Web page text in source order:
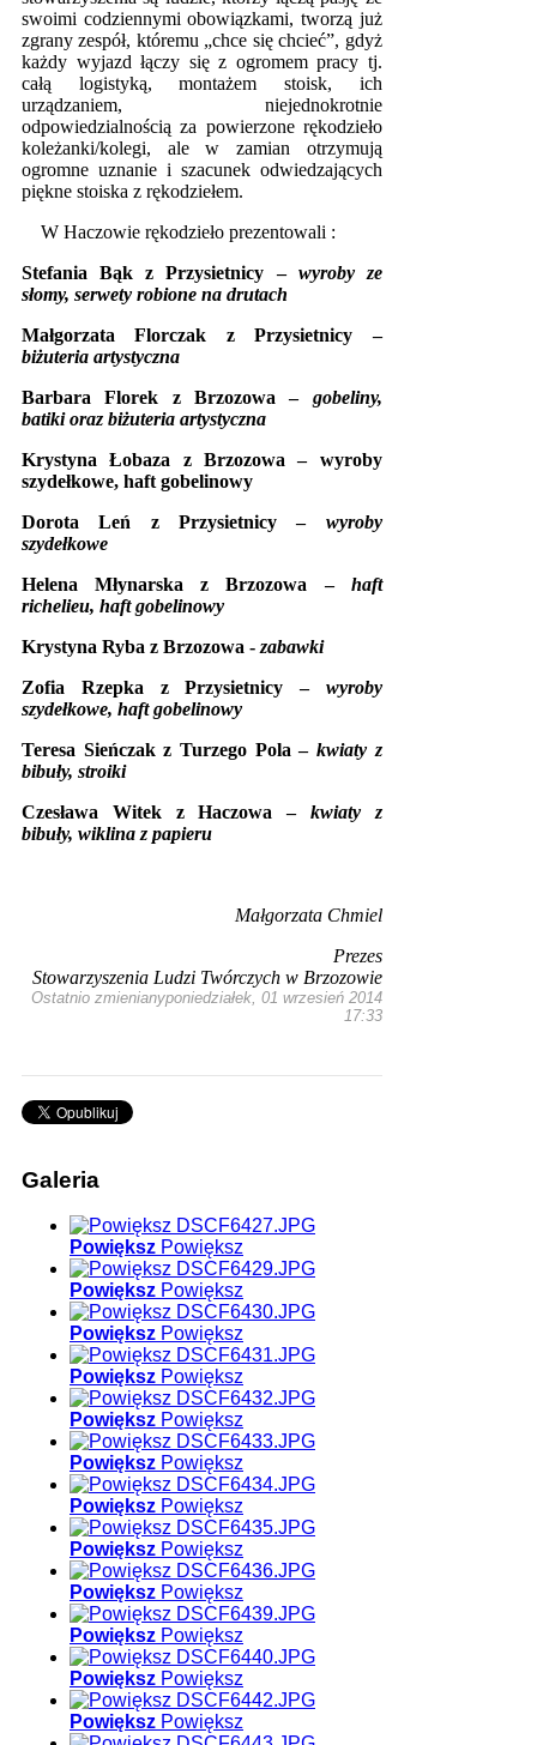
swoimi codziennymi obowiązkami, tworzą już
zgrany zespół, któremu „chce się chcieć”, gdyż
każdy wyjazd łączy się z ogromem pracy tj.
całą logistyką, montażem stoisk, ich
urządzaniem, niejednokrotnie
odpowiedzialnością za powierzone rękodzieło
koleżanki/kolegi, ale w zamian otrzymują
ogromne uznanie i szacunek odwiedzających
piękne stoiska z rękodziełem.
W Haczowie rękodzieło prezentowali :
Stefania Bąk z Przysietnicy – wyroby ze
słomy, serwety robione na drutach
Małgorzata Florczak z Przysietnicy –
biżuteria artystyczna
Barbara Florek z Brzozowa – gobeliny,
batiki oraz biżuteria artystyczna
Krystyna Łobaza z Brzozowa – wyroby
szydełkowe, haft gobelinowy
Dorota Leń z Przysietnicy – wyroby
szydełkowe
Helena Młynarska z Brzozowa – haft
richelieu, haft gobelinowy
Krystyna Ryba z Brzozowa - zabawki
Zofia Rzepka z Przysietnicy – wyroby
szydełkowe, haft gobelinowy
Teresa Sieńczak z Turzego Pola –kwiaty z
bibuły, stroiki
Czesława Witek z Haczowa – kwiaty z
bibuły, wiklina z papieru
Małgorzata Chmiel
Prezes
Stowarzyszenia Ludzi Twórczych w Brzozowie
Ostatnio zmienianyponiedziałek, 01 wrzesień 2014
17:33
Galeria
Powiększ Powiększ
Powiększ Powiększ
Powiększ Powiększ
Powiększ Powiększ
Powiększ Powiększ
Powiększ Powiększ
Powiększ Powiększ
Powiększ Powiększ
Powiększ Powiększ
Powiększ Powiększ
Powiększ Powiększ
Powiększ Powiększ